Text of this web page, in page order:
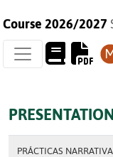
Course 2026/2027
PRÁCTICAS